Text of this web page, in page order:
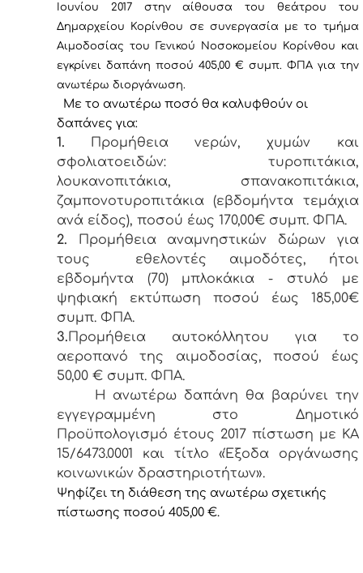
Ιουνίου 2017 στην αίθουσα του θεάτρου του
Δημαρχείου Κορίνθου σε συνεργασία με το τμήμα
Αιμοδοσίας του Γενικού Νοσοκομείου Κορίνθου και
εγκρίνει δαπάνη ποσού 405,00 € συμπ. ΦΠΑ για την
ανωτέρω διοργάνωση.
Με το ανωτέρω ποσό θα καλυφθούν οι
δαπάνες για:
1. Προμήθεια νερών, χυμών και
σφολιατοειδών: τυροπιτάκια,
λουκανοπιτάκια, σπανακοπιτάκια,
ζαμπονοτυροπιτάκια (εβδομήντα τεμάχια
ανά είδος), ποσού έως 170,00€ συμπ. ΦΠΑ.
2. Προμήθεια αναμνηστικών δώρων για
τους εθελοντές αιμοδότες, ήτοι
εβδομήντα (70) μπλοκάκια - στυλό με
ψηφιακή εκτύπωση ποσού έως 185,00€
συμπ. ΦΠΑ.
3.Προμήθεια αυτοκόλλητου για το
αεροπανό της αιμοδοσίας, ποσού έως
50,00 € συμπ. ΦΠΑ.
Η ανωτέρω δαπάνη θα βαρύνει την
εγγεγραμμένη στο Δημοτικό
Προϋπολογισμό έτους 2017 πίστωση με ΚΑ
15/6473.0001 και τίτλο «Έξοδα οργάνωσης
κοινωνικών δραστηριοτήτων».
Ψηφίζει τη διάθεση της ανωτέρω σχετικής
πίστωσης ποσού 405,00 €.